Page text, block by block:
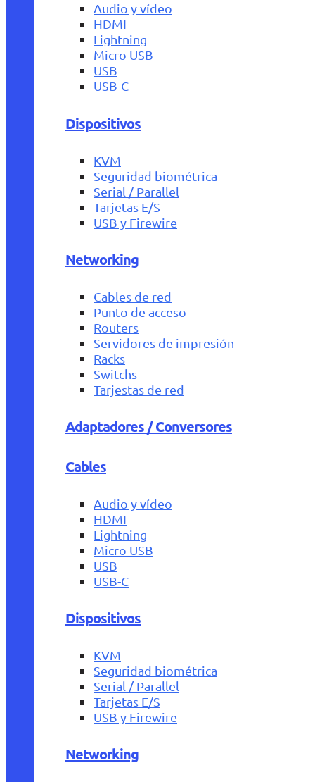
Audio y vídeo
HDMI
Lightning
Micro USB
USB
USB-C
Dispositivos
KVM
Seguridad biométrica
Serial / Parallel
Tarjetas E/S
USB y Firewire
Networking
Cables de red
Punto de acceso
Routers
Servidores de impresión
Racks
Switchs
Tarjestas de red
Adaptadores / Conversores
Cables
Audio y vídeo
HDMI
Lightning
Micro USB
USB
USB-C
Dispositivos
KVM
Seguridad biométrica
Serial / Parallel
Tarjetas E/S
USB y Firewire
Networking